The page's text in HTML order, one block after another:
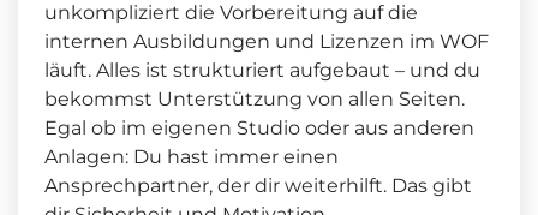
unkompliziert die Vorbereitung auf die
internen Ausbildungen und Lizenzen im WOF
läuft. Alles ist strukturiert aufgebaut – und du
bekommst Unterstützung von allen Seiten.
Egal ob im eigenen Studio oder aus anderen
Anlagen: Du hast immer einen
Ansprechpartner, der dir weiterhilft. Das gibt